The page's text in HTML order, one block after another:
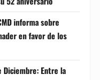
informa sobre
en favor de los
Diciembre: Entre la